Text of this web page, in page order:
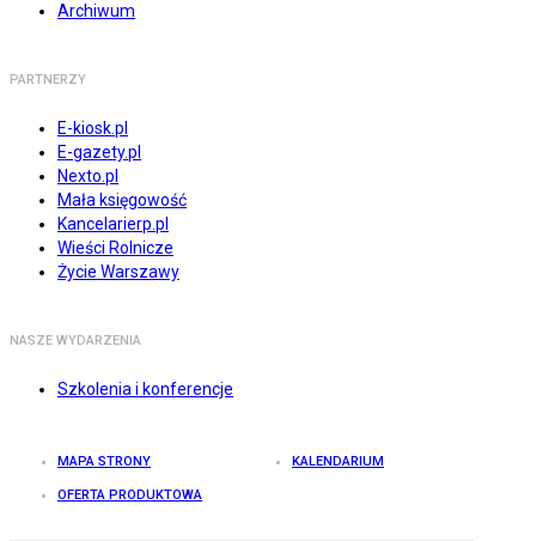
Archiwum
PARTNERZY
E-kiosk.pl
E-gazety.pl
Nexto.pl
Mała księgowość
Kancelarierp.pl
Wieści Rolnicze
Życie Warszawy
NASZE WYDARZENIA
Szkolenia i konferencje
MAPA STRONY KALENDARIUM
OFERTA PRODUKTOWA